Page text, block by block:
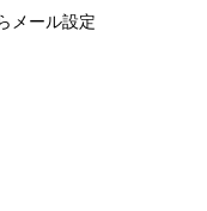
メール設定